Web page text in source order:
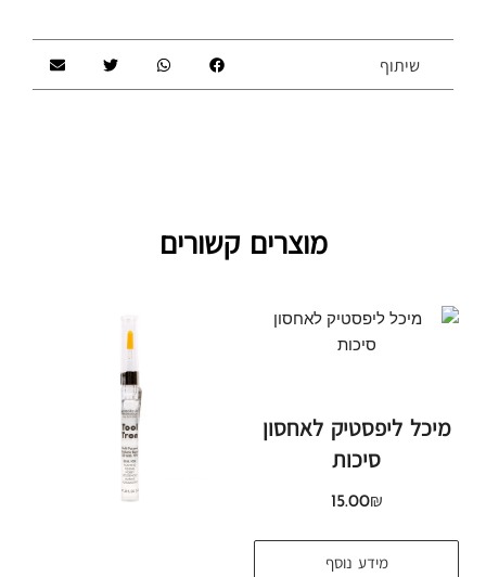
שיתוף
מוצרים קשורים
מיכל ליפסטיק לאחסון
סיכות
15.00₪
מידע נוסף